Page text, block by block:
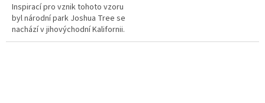
Inspirací pro vznik tohoto vzoru
byl národní park Joshua Tree se
nachází v jihovýchodní Kalifornii.